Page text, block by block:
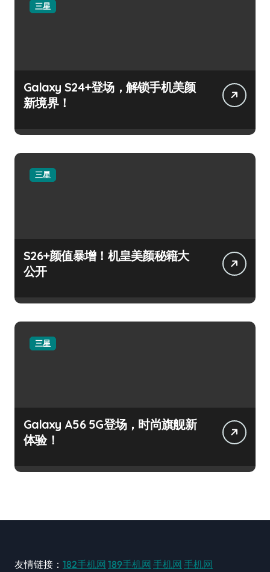
三星
Galaxy S24+登场，解锁手机美颜
新境界！
三星
S26+颜值暴增！机皇美颜秘籍大
公开
三星
Galaxy A56 5G登场，时尚旗舰新
体验！
友情链接： 182手机网 189手机网 手机网 手机网